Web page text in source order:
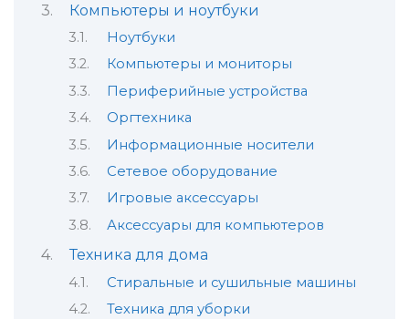
Компьютеры и ноутбуки
Ноутбуки
Компьютеры и мониторы
Периферийные устройства
Оргтехника
Информационные носители
Сетевое оборудование
Игровые аксессуары
Аксессуары для компьютеров
Техника для дома
Стиральные и сушильные машины
Техника для уборки